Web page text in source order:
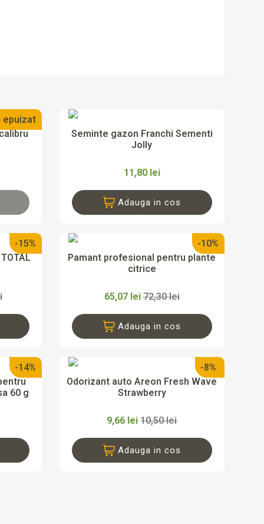
epuizat
 Vizualizare rapida
Seminte gazon Franchi Sementi
Jolly
11,80 lei
Adauga in cos
-15%
 Vizualizare rapida
Pamant profesional pentru plante
citrice
65,07 lei72,30 lei
-10%
Adauga in cos
60 g
-14%
 Vizualizare rapida
Odorizant auto Areon Fresh Wave
Strawberry
9,66 lei10,50 lei
-8%
Adauga in cos